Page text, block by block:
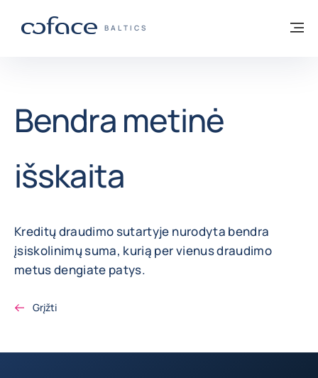
„COFACE“ FOR TRADE - GRUPĖS
BALTICS
Grįžti į pradžią
Bendra metinė
išskaita
Kreditų draudimo sutartyje nurodyta bendra
įsiskolinimų suma, kurią per vienus draudimo
metus dengiate patys.
Grįžti